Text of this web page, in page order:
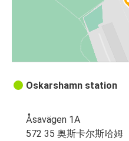
Oskarshamn station
Åsavägen 1A
572 35 奥斯卡尔斯哈姆